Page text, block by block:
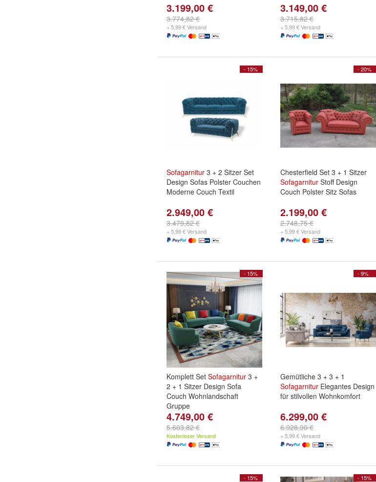
3.199,00 €
3.774,82 €
+ 5,99 € Versand
3.149,00 €
3.715,82 €
+ 5,99 € Versand
- 15%
Sofagarnitur 3 + 2 Sitzer Set
Design Sofas Polster Couchen
Moderne Couch Textil
2.949,00 €
3.479,82 €
+ 5,99 € Versand
- 20%
Chesterfield Set 3 + 1 Sitzer
Sofagarnitur Stoff Design
Couch Polster Sitz Sofas
2.199,00 €
2.748,75 €
+ 5,99 € Versand
- 15%
Komplett Set Sofagarnitur 3 +
2 + 1 Sitzer Design Sofa
Couch Wohnlandschaft
Gruppe
4.749,00 €
5.603,82 €
Kostenloser Versand
- 9%
Gemütliche 3 + 3 + 1
Sofagarnitur Elegantes Design
für stilvollen Wohnkomfort
6.299,00 €
6.928,90 €
+ 5,99 € Versand
- 15% - 15%